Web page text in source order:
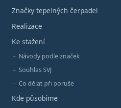
Značky tepelných čerpadel
Realizace
Ke stažení
Návody podle značek
Souhlas SVJ
Co dělat při poruše
Kde působíme